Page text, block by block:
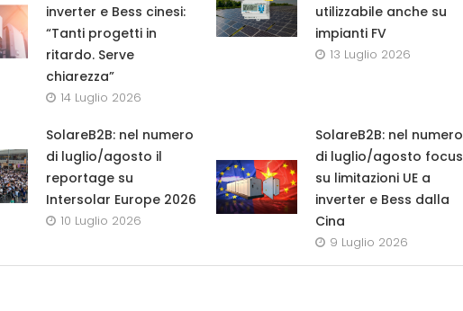
inverter e Bess cinesi:
“Tanti progetti in
ritardo. Serve
chiarezza”
14 Luglio 2026
utilizzabile anche su
impianti FV
13 Luglio 2026
SolareB2B: nel numero
di luglio/agosto il
reportage su
Intersolar Europe 2026
10 Luglio 2026
SolareB2B: nel numero
di luglio/agosto focus
su limitazioni UE a
inverter e Bess dalla
Cina
9 Luglio 2026